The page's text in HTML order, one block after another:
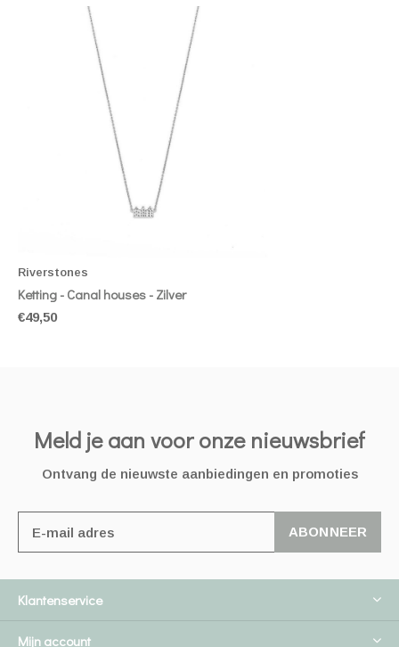
Riverstones
Ketting - Canal houses - Zilver
€49,50
Meld je aan voor onze nieuwsbrief
Ontvang de nieuwste aanbiedingen en promoties
ABONNEER
Klantenservice
Mijn account